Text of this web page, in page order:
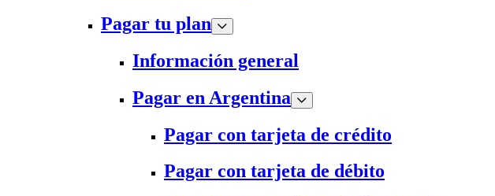
Pagar tu plan
Información general
Pagar en Argentina
Pagar con tarjeta de crédito
Pagar con tarjeta de débito